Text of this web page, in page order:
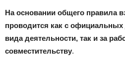
На основании общего правила
проводится как с официальных
вида деятельности, так и за
совместительству.